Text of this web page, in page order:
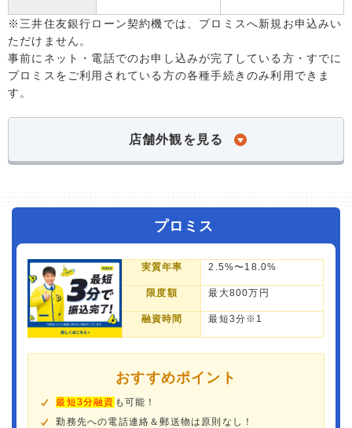
※三井住友銀行ローン契約機では、プロミスへ新規お申込みい
ただけません。
事前にネット・電話でのお申し込みが完了している方・すでに
プロミスをご利用されている方の各種手続きのみ利用できま
す。
店舗外観を見る
プロミス
実質年率 2.5%〜18.0%
限度額 最大800万円
融資時間 最短3分※1
おすすめポイント
最短3分融資 も可能！
勤務先への電話連絡＆郵送物は原則なし！